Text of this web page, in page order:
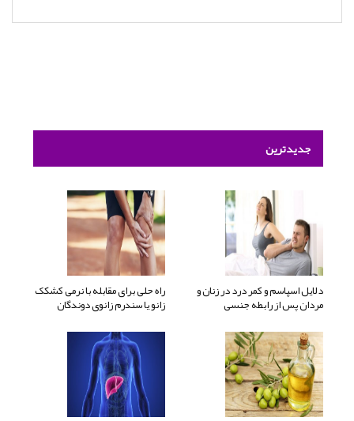
جدیدترین
دلایل اسپاسم و کمر درد در زنان و
مردان پس از رابطه جنسی
راه حلی برای مقابله با نرمی کشکک
زانو یا سندرم زانوی دوندگان